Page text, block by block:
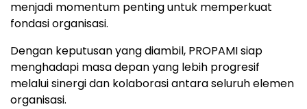
menjadi momentum penting untuk memperkuat
fondasi organisasi.
Dengan keputusan yang diambil, PROPAMI siap
menghadapi masa depan yang lebih progresif
melalui sinergi dan kolaborasi antara seluruh elemen
organisasi.